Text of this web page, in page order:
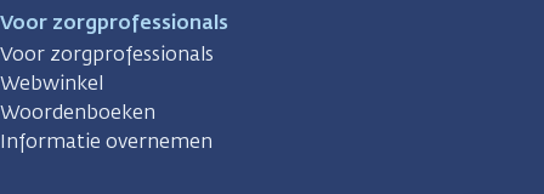
Voor zorgprofessionals
Voor zorgprofessionals
Webwinkel
Woordenboeken
Informatie overnemen